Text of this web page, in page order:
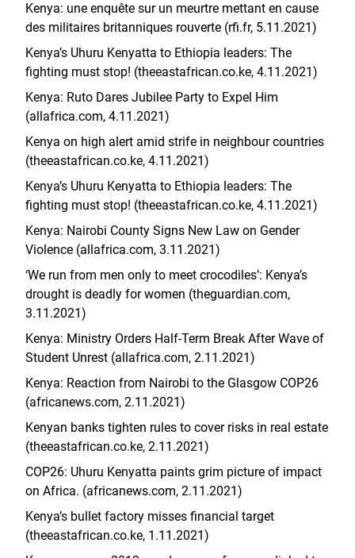
Kenya: une enquête sur un meurtre mettant en cause
des militaires britanniques rouverte (rfi.fr, 5.11.2021)
Kenya’s Uhuru Kenyatta to Ethiopia leaders: The
fighting must stop! (theeastafrican.co.ke, 4.11.2021)
Kenya: Ruto Dares Jubilee Party to Expel Him
(allafrica.com, 4.11.2021)
Kenya on high alert amid strife in neighbour countries
(theeastafrican.co.ke, 4.11.2021)
Kenya’s Uhuru Kenyatta to Ethiopia leaders: The
fighting must stop! (theeastafrican.co.ke, 4.11.2021)
Kenya: Nairobi County Signs New Law on Gender
Violence (allafrica.com, 3.11.2021)
‘We run from men only to meet crocodiles’: Kenya’s
drought is deadly for women (theguardian.com,
3.11.2021)
Kenya: Ministry Orders Half-Term Break After Wave of
Student Unrest (allafrica.com, 2.11.2021)
Kenya: Reaction from Nairobi to the Glasgow COP26
(africanews.com, 2.11.2021)
Kenyan banks tighten rules to cover risks in real estate
(theeastafrican.co.ke, 2.11.2021)
COP26: Uhuru Kenyatta paints grim picture of impact
on Africa. (africanews.com, 2.11.2021)
Kenya’s bullet factory misses financial target
(theeastafrican.co.ke, 1.11.2021)